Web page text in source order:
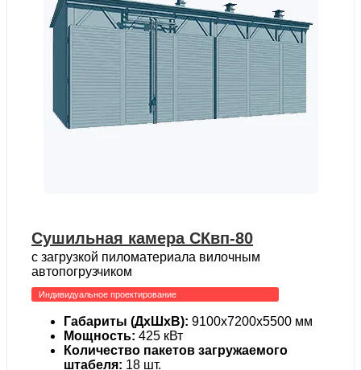
Сушильная камера СКвп-80
с загрузкой пиломатериала вилочным
автопогрузчиком
Индивидуальное проектирование
Габариты (ДхШхВ): 9100х7200х5500 мм
Мощность: 425 кВт
Количество пакетов загружаемого
штабеля: 18 шт.